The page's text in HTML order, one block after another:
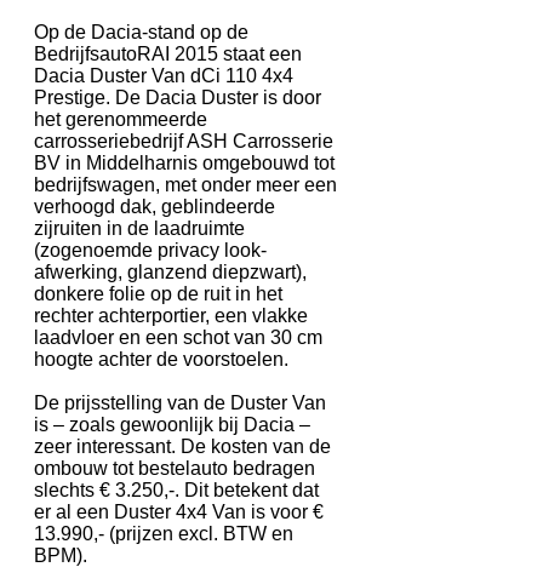
Op de Dacia-stand op de
BedrijfsautoRAI 2015 staat een
Dacia Duster Van dCi 110 4x4
Prestige. De Dacia Duster is door
het gerenommeerde
carrosseriebedrijf ASH Carrosserie
BV in Middelharnis omgebouwd tot
bedrijfswagen, met onder meer een
verhoogd dak, geblindeerde
zijruiten in de laadruimte
(zogenoemde privacy look-
afwerking, glanzend diepzwart),
donkere folie op de ruit in het
rechter achterportier, een vlakke
laadvloer en een schot van 30 cm
hoogte achter de voorstoelen.
De prijsstelling van de Duster Van
is – zoals gewoonlijk bij Dacia –
zeer interessant. De kosten van de
ombouw tot bestelauto bedragen
slechts € 3.250,-. Dit betekent dat
er al een Duster 4x4 Van is voor €
13.990,- (prijzen excl. BTW en
BPM).